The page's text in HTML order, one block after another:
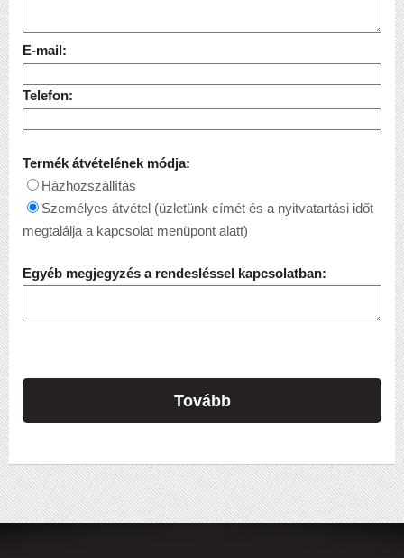
E-mail:
Telefon:
Termék átvételének módja:
Házhozszállítás
Személyes átvétel (üzletünk címét és a nyitvatartási időt
megtalálja a kapcsolat menüpont alatt)
Egyéb megjegyzés a rendesléssel kapcsolatban:
Tovább